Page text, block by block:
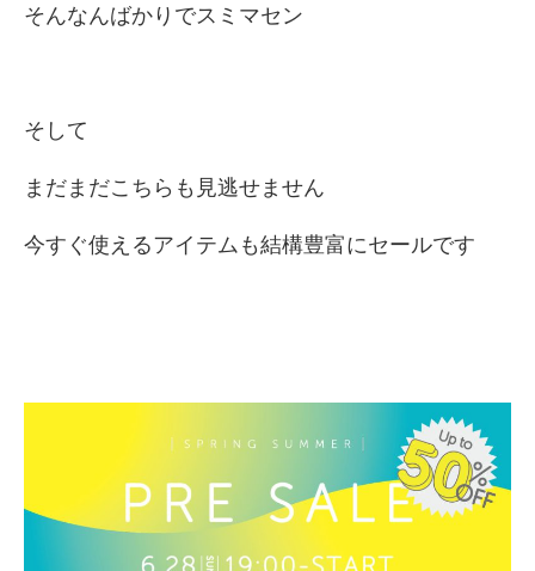
そんなんばかりでスミマセン
そして
まだまだこちらも見逃せません
今すぐ使えるアイテムも結構豊富にセールです